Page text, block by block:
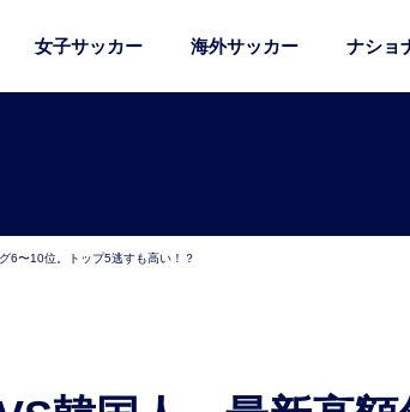
女子サッカー 海外サッカー ナショ
6〜10位。トップ5逃すも高い！？